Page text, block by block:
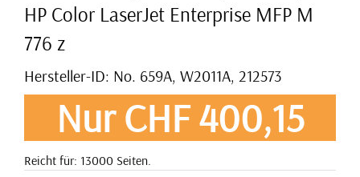
HP Color LaserJet Enterprise MFP M
776 z
Hersteller-ID: No. 659A, W2011A, 212573
Nur CHF 400,15
Reicht für: 13000 Seiten.